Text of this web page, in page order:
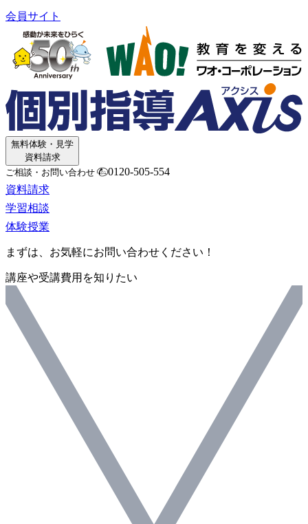
会員サイト
無料体験・見学
資料請求
ご相談・お問い合わせ
0120-505-554
資料請求
学習相談
体験授業
まずは、お気軽にお問い合わせください！
講座や受講費用を知りたい